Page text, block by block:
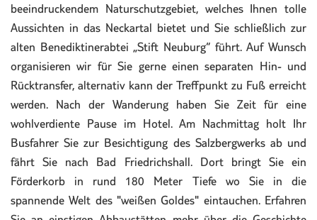
beeindruckendem Naturschutzgebiet, welches Ihnen tolle
Aussichten in das Neckartal bietet und Sie schließlich zur
alten Benediktinerabtei „Stift Neuburg“ führt. Auf Wunsch
organisieren wir für Sie gerne einen separaten Hin- und
Rücktransfer, alternativ kann der Treffpunkt zu Fuß erreicht
werden. Nach der Wanderung haben Sie Zeit für eine
wohlverdiente Pause im Hotel. Am Nachmittag holt Ihr
Busfahrer Sie zur Besichtigung des Salzbergwerks ab und
fährt Sie nach Bad Friedrichshall. Dort bringt Sie ein
Förderkorb in rund 180 Meter Tiefe wo Sie in die
spannende Welt des "weißen Goldes" eintauchen. Erfahren